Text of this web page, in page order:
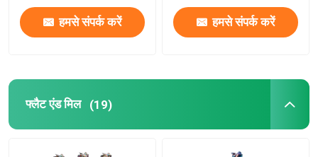
हमसे संपर्क करें हमसे संपर्क करें
फ्लैट एंड मिल (19)